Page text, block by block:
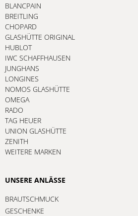
BLANCPAIN
BREITLING
CHOPARD
GLASHÜTTE ORIGINAL
HUBLOT
IWC SCHAFFHAUSEN
JUNGHANS
LONGINES
NOMOS GLASHÜTTE
OMEGA
RADO
TAG HEUER
UNION GLASHÜTTE
ZENITH
WEITERE MARKEN
UNSERE ANLÄSSE
BRAUTSCHMUCK
GESCHENKE